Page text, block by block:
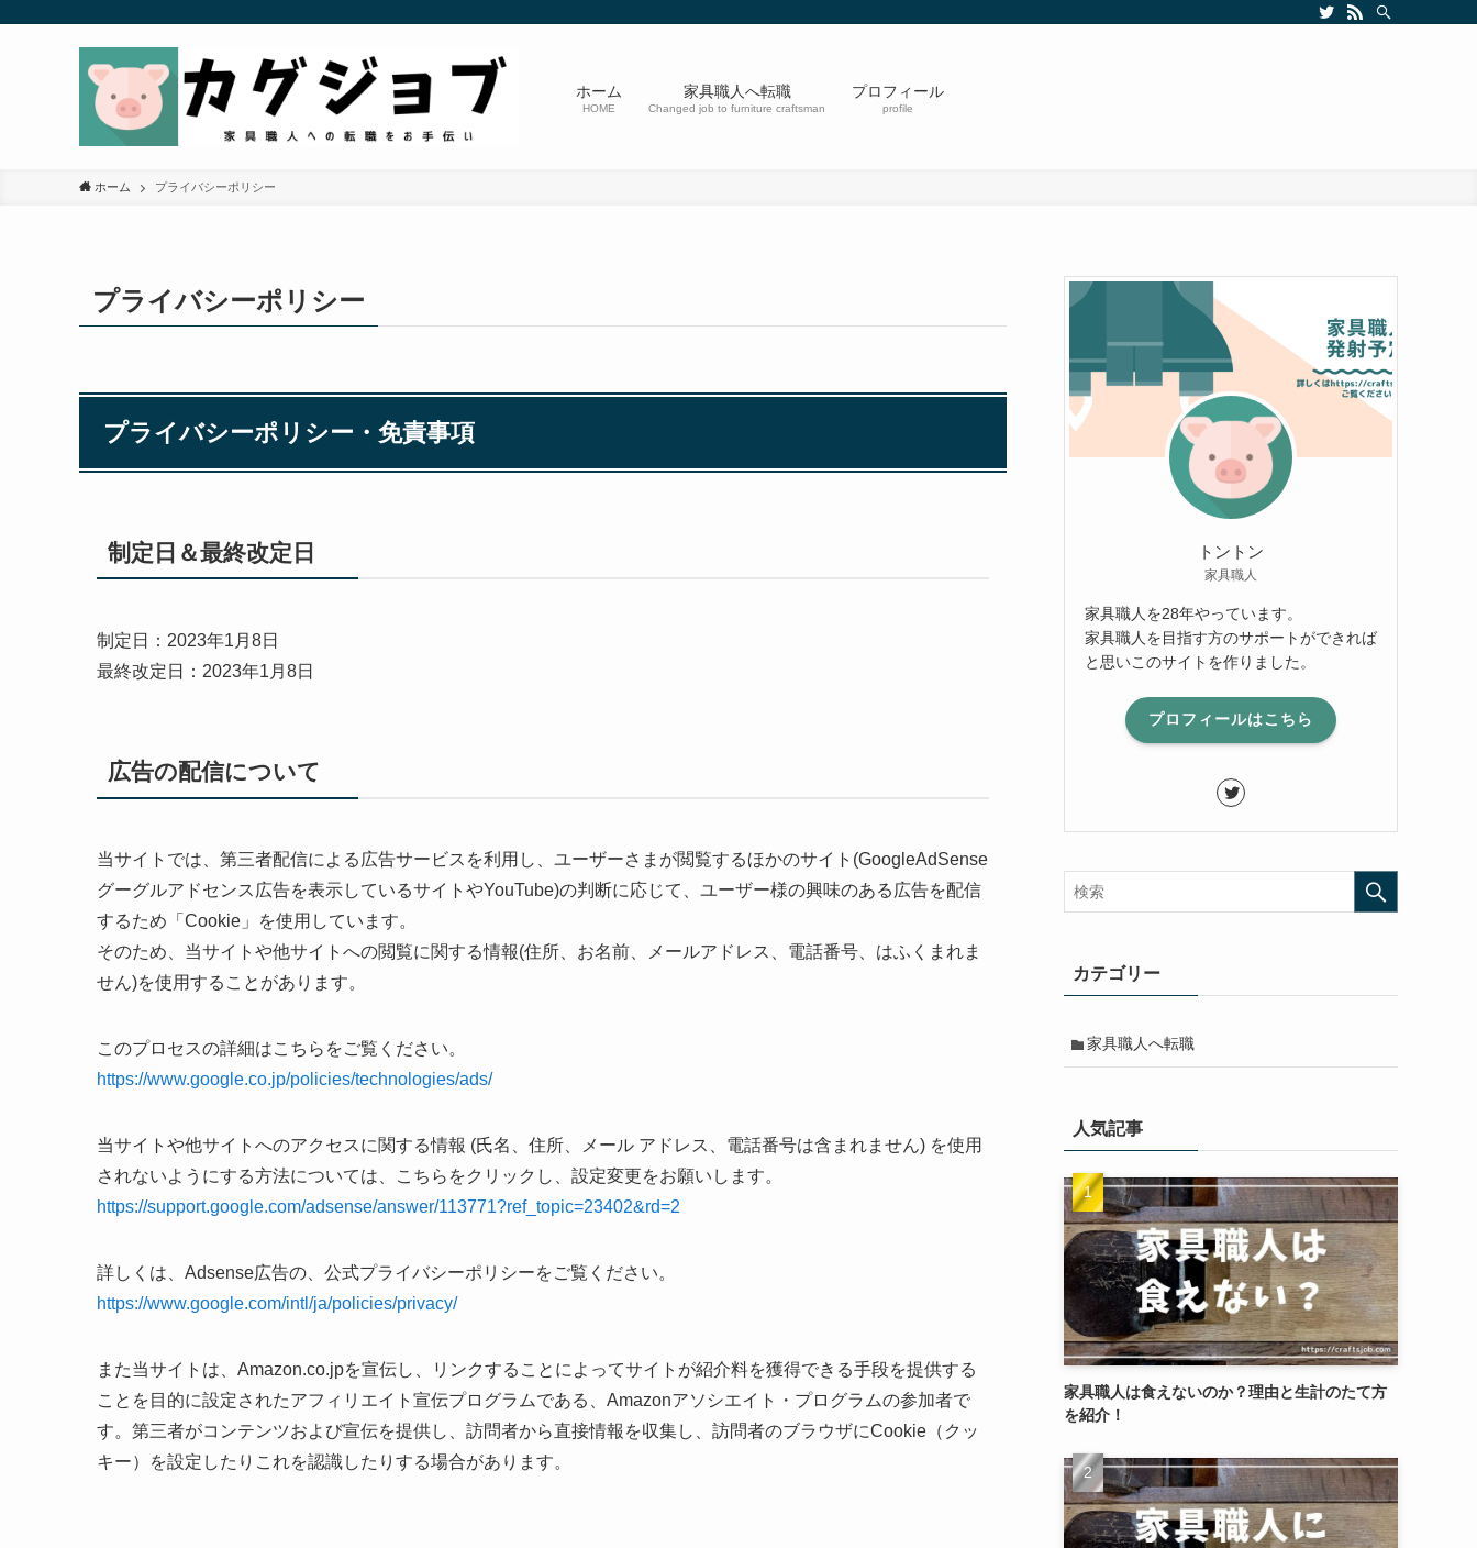
ホーム
HOME
家具職人へ転職
Changed job to furniture craftsman
プロフィール
profile
ホーム プライバシーポリシー
プライバシーポリシー
プライバシーポリシー・免責事項
制定日＆最終改定日
制定日：2023年1月8日
最終改定日：2023年1月8日
広告の配信について
当サイトでは、第三者配信による広告サービスを利用し、ユーザーさまが閲覧するほかのサイト(GoogleAdSense
グーグルアドセンス広告を表示しているサイトやYouTube)の判断に応じて、ユーザー様の興味のある広告を配信
するため「Cookie」を使用しています。
そのため、当サイトや他サイトへの閲覧に関する情報(住所、お名前、メールアドレス、電話番号、はふくまれま
せん)を使用することがあります。
このプロセスの詳細はこちらをご覧ください。
https://www.google.co.jp/policies/technologies/ads/
当サイトや他サイトへのアクセスに関する情報 (氏名、住所、メール アドレス、電話番号は含まれません) を使用
されないようにする方法については、こちらをクリックし、設定変更をお願いします。
https://support.google.com/adsense/answer/113771?ref_topic=23402&rd=2
詳しくは、Adsense広告の、公式プライバシーポリシーをご覧ください。
https://www.google.com/intl/ja/policies/privacy/
また当サイトは、Amazon.co.jpを宣伝し、リンクすることによってサイトが紹介料を獲得できる手段を提供する
ことを目的に設定されたアフィリエイト宣伝プログラムである、Amazonアソシエイト・プログラムの参加者で
す。第三者がコンテンツおよび宣伝を提供し、訪問者から直接情報を収集し、訪問者のブラウザにCookie（クッ
キー）を設定したりこれを認識したりする場合があります。
トントン
家具職人
家具職人を28年やっています。
家具職人を目指す方のサポートができれば
と思いこのサイトを作りました。
プロフィールはこちら
カテゴリー
家具職人へ転職
人気記事
家具職人は食えないのか？理由と生計のたて方
を紹介！